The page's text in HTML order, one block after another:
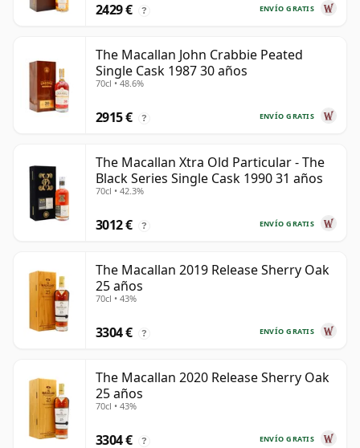
ENVÍO GRATIS
2429 € ?
The Macallan John Crabbie Peated
Single Cask 1987 30 años
70cl • 48.6%
ENVÍO GRATIS
2915 € ?
The Macallan Xtra Old Particular - The
Black Series Single Cask 1990 31 años
70cl • 42.3%
ENVÍO GRATIS
3012 € ?
The Macallan 2019 Release Sherry Oak
25 años
70cl • 43%
ENVÍO GRATIS
3304 € ?
The Macallan 2020 Release Sherry Oak
25 años
70cl • 43%
ENVÍO GRATIS
3304 € ?